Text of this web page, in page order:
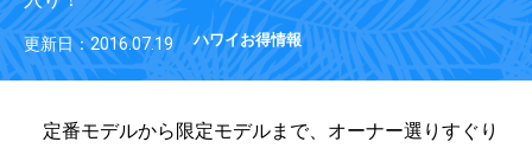
更新日：2016.07.19 ハワイお得情報
定番モデルから限定モデルまで、オーナー選りすぐり